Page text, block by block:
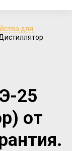
для
Дистиллятор
25
от